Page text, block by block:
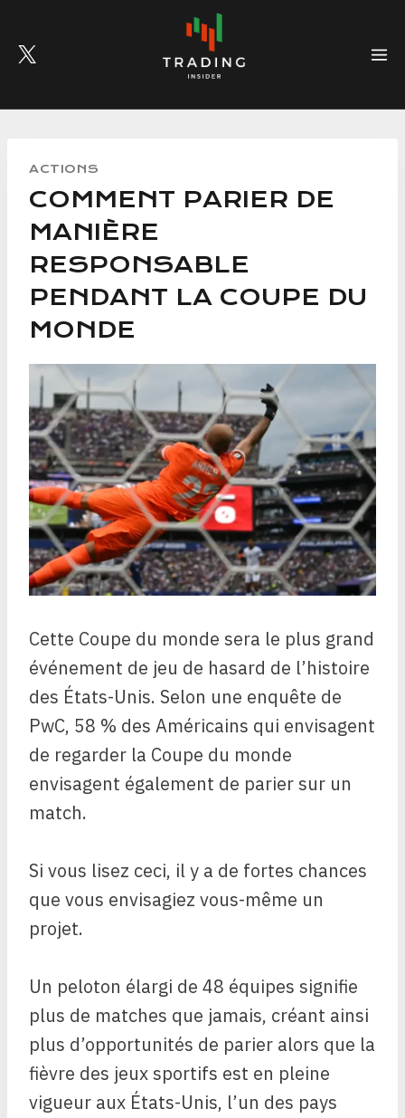
content
ACTIONS
COMMENT PARIER DE
MANIÈRE
RESPONSABLE
PENDANT LA COUPE DU
MONDE
Cette Coupe du monde sera le plus grand
événement de jeu de hasard de l’histoire
des États-Unis. Selon une enquête de
PwC, 58 % des Américains qui envisagent
de regarder la Coupe du monde
envisagent également de parier sur un
match.
Si vous lisez ceci, il y a de fortes chances
que vous envisagiez vous-même un
projet.
Un peloton élargi de 48 équipes signifie
plus de matches que jamais, créant ainsi
plus d’opportunités de parier alors que la
fièvre des jeux sportifs est en pleine
vigueur aux États-Unis, l’un des pays